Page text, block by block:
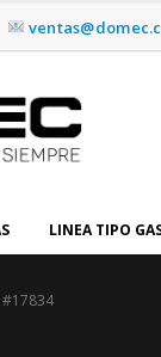
LINEA TIPO
#17834